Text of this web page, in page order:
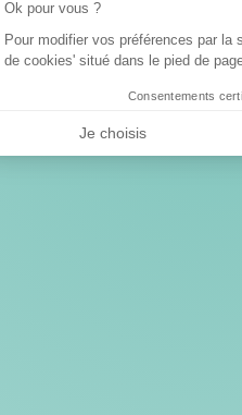
Ok pour vous ?
Pour modifier vos préférences par la
de cookies' situé dans le pied de
Consentements
Je choisis